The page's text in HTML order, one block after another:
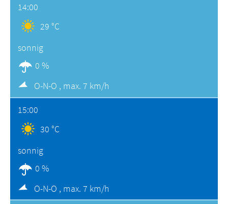
14:00
29 °C
sonnig
0 %
O-N-O , max. 7 km/h
15:00
30 °C
sonnig
0 %
O-N-O , max. 7 km/h